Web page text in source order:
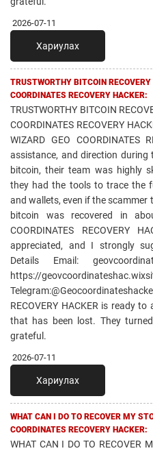
2026-07-11
Хариулах
TRUSTWORTHY BITCOIN
COORDINATES RECOVERY HACKER:
TRUSTWORTHY BITCOIN
COORDINATES RECOVERY
WIZARD GEO COORDINATES
assistance, and direction
bitcoin, their team was highly
they had the tools to trace the
and wallets, even if the scammer
bitcoin was recovered in
COORDINATES RECOVERY
appreciated, and I strongly
Details Email:
https://
RECOVERY HACKER is ready
that has been lost. They
grateful.
2026-07-11
Хариулах
WHAT CAN I DO TO RECOVER MY
COORDINATES RECOVERY HACKER:
WHAT CAN I DO TO RECOVER